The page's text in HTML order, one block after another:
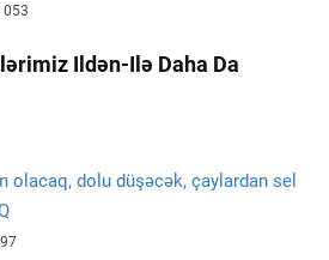
053
Ildən-Ilə Daha Da